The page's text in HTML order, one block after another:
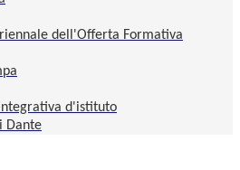
dell'Offerta Formativa
d'istituto
Dante